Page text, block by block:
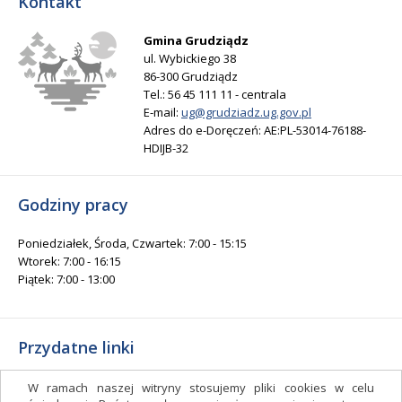
W ramach naszej witryny stosujemy pliki cookies w celu
Gmina Grudziądz
ul. Wybickiego 38
86-300 Grudziądz
Tel.: 56 45 111 11 - centrala
E-mail: ug@grudziadz.ug.gov.pl
Adres do e-Doręczeń: AE:PL-53014-76188-
HDIJB-32
Godziny pracy
Poniedziałek, Środa, Czwartek: 7:00 - 15:15
Wtorek: 7:00 - 16:15
Piątek: 7:00 - 13:00
Przydatne linki
Gminny Ośrodek Kultury i Sportu